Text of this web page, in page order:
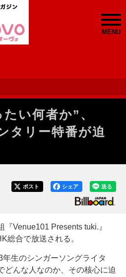
MENU
い何者か”、
タリー特番が迫
送る
シェア
ポスト
Venue101 Presents tuki.』
総合で放送される。
生のシンガーソングライタ
どんな人なのか、その核心に迫